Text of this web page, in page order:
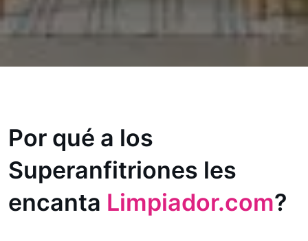
Por qué a los
Superanfitriones les
encanta Limpiador.com?